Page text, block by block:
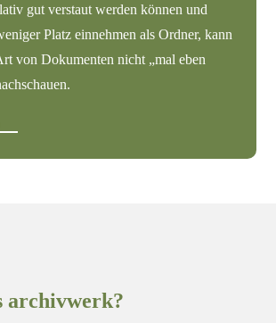
gut verstaut werden können und
Platz einnehmen als Ordner, kann
von Dokumenten nicht „mal eben
archivwerk?